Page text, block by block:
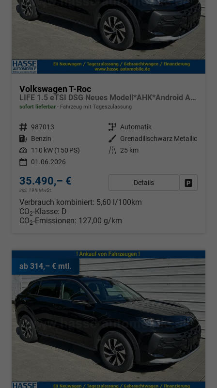
Volkswagen T-Roc
LIFE 1.5 eTSI DSG Neues Modell*AHK*Android Auto*SHZ*ACC*Kamera*5J Garantie*Klimaauto*
sofort lieferbar Fahrzeug mit Tageszulassung
Fahrzeugnr. 987013 Getriebe Automatik
Kraftstoff Benzin Außenfarbe
Grenadillschwarz Metallic
Leistung 110 kW (150 PS) Kilometerstand
25 km
01.06.2026
35.490,– €
incl. 19% MwSt.
Details
Verbrauch kombiniert: 5,60 l/100km
CO2-Klasse: D
CO2-Emissionen: 127,00 g/km
ab 314,– € mtl.